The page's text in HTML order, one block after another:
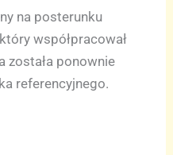
na posterunku
współpracował
została ponownie
referencyjnego.